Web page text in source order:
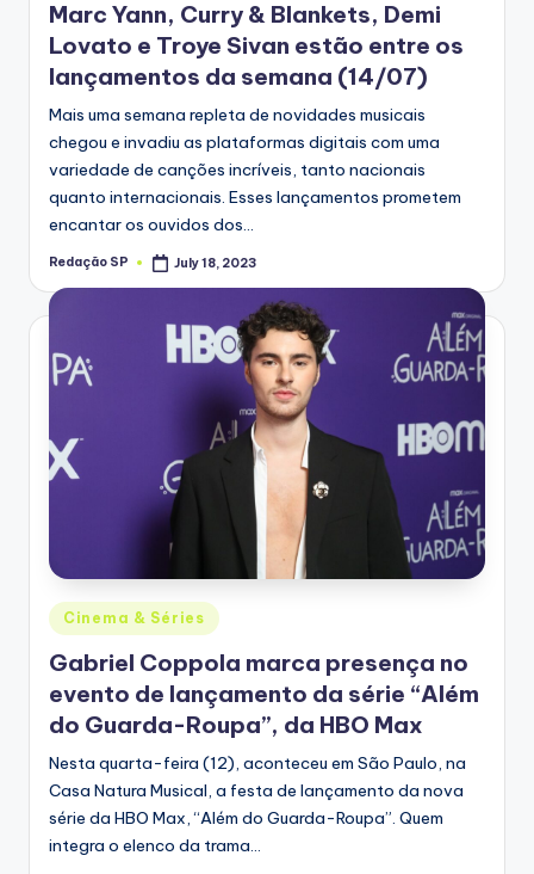
Marc Yann, Curry & Blankets, Demi
Lovato e Troye Sivan estão entre os
lançamentos da semana (14/07)
Mais uma semana repleta de novidades musicais
chegou e invadiu as plataformas digitais com uma
variedade de canções incríveis, tanto nacionais
quanto internacionais. Esses lançamentos prometem
encantar os ouvidos dos…
Posted
Redação SP July 18, 2023
Posted
in
Cinema & Séries
Gabriel Coppola marca presença no
evento de lançamento da série “Além
do Guarda-Roupa”, da HBO Max
Nesta quarta-feira (12), aconteceu em São Paulo, na
Casa Natura Musical, a festa de lançamento da nova
série da HBO Max, “Além do Guarda-Roupa”. Quem
integra o elenco da trama…